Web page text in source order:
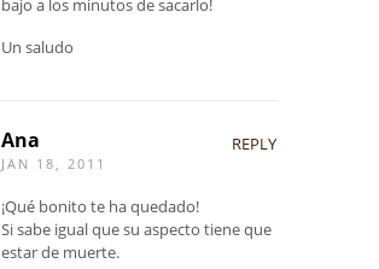
bajo a los minutos de sacarlo!
Un saludo
Ana
JAN 18, 2011
REPLY
¡Qué bonito te ha quedado!
Si sabe igual que su aspecto tiene que
estar de muerte.